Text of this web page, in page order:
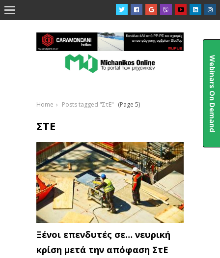

Home Posts tagged "ΣτΕ" (Page 5)
ΣΤΕ
Ξένοι επενδυτές σε… νευρική
κρίση μετά την απόφαση ΣτΕ
Webinars On Demand